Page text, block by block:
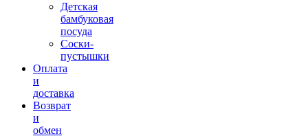
Детская
бамбуковая
посуда
Соски-
пустышки
Оплата
и
доставка
Возврат
и
обмен